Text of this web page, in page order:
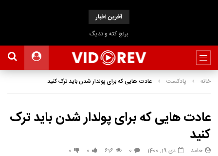
آخرین اخبار
برنج کته و تدیگ
خانه پادکست عادت هایی که برای پولدار شدن باید ترک کنید
عادت هایی که برای پولدار شدن باید ترک
کنید
حامد دی 19, 1400 0
616
0
0